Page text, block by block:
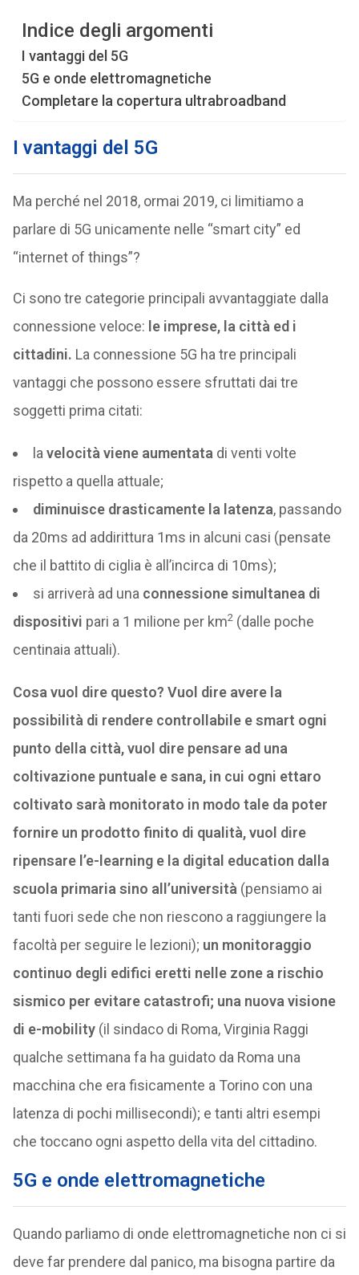
Indice degli argomenti
I vantaggi del 5G
5G e onde elettromagnetiche
Completare la copertura ultrabroadband
I vantaggi del 5G
Ma perché nel 2018, ormai 2019, ci limitiamo a
parlare di 5G unicamente nelle “smart city” ed
“internet of things”?
Ci sono tre categorie principali avvantaggiate dalla
connessione veloce: le imprese, la città ed i
cittadini. La connessione 5G ha tre principali
vantaggi che possono essere sfruttati dai tre
soggetti prima citati:
la velocità viene aumentata di venti volte
rispetto a quella attuale;
diminuisce drasticamente la latenza, passando
da 20ms ad addirittura 1ms in alcuni casi (pensate
che il battito di ciglia è all’incirca di 10ms);
si arriverà ad una connessione simultanea di
dispositivi pari a 1 milione per km2 (dalle poche
centinaia attuali).
Cosa vuol dire questo? Vuol dire avere la
possibilità di rendere controllabile e smart ogni
punto della città, vuol dire pensare ad una
coltivazione puntuale e sana, in cui ogni ettaro
coltivato sarà monitorato in modo tale da poter
fornire un prodotto finito di qualità, vuol dire
ripensare l’e-learning e la digital education dalla
scuola primaria sino all’università (pensiamo ai
tanti fuori sede che non riescono a raggiungere la
facoltà per seguire le lezioni); un monitoraggio
continuo degli edifici eretti nelle zone a rischio
sismico per evitare catastrofi; una nuova visione
di e-mobility(il sindaco di Roma, Virginia Raggi
qualche settimana fa ha guidato da Roma una
macchina che era fisicamente a Torino con una
latenza di pochi millisecondi); e tanti altri esempi
che toccano ogni aspetto della vita del cittadino.
5G e onde elettromagnetiche
Quando parliamo di onde elettromagnetiche non ci si
deve far prendere dal panico, ma bisogna partire da